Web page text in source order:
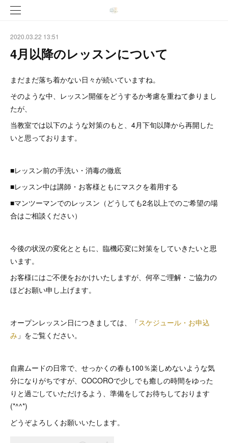
2020.03.22 13:51
4月以降のレッスンについて
まだまだ落ち着かない日々が続いていますね。
そのような中、レッスン開催をどうするか考慮を重ねて参りまし
たが、
当教室では以下のような対策のもと、4月下旬以降から再開した
いと思っております。
■レッスン前の手洗い・消毒の徹底
■レッスン中は講師・お客様ともにマスクを着用する
■マンツーマンでのレッスン（どうしても2名以上でのご希望の場
合はご相談ください）
今後の状況の変化とともに、臨機応変に対策をしていきたいと思
います。
お客様にはご不便をおかけいたしますが、何卒ご理解・ご協力の
ほどお願い申し上げます。
オープンレッスン日につきましては、「スケジュール・お申込
み 」をご覧ください。
自粛ムードの日常で、せっかくの春も100％楽しめないような気
分になりがちですが、COCOROで少しでも癒しの時間をゆった
りと過ごしていただけるよう、準備をしてお待ちしております
(*^^*)
どうぞよろしくお願いいたします。